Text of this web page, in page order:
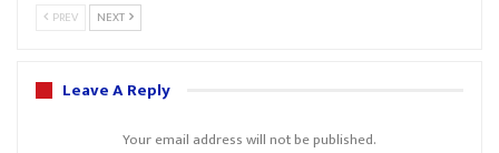
PREV NEXT
Leave A Reply
Your email address will not be published.